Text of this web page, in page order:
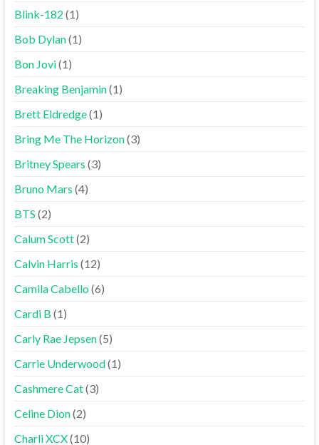
Blink-182 (1)
Bob Dylan(1)
Bon Jovi(1)
Breaking Benjamin(1)
Brett Eldredge(1)
Bring Me The Horizon(3)
Britney Spears (3)
Bruno Mars (4)
BTS (2)
Calum Scott(2)
Calvin Harris (12)
Camila Cabello(6)
Cardi B (1)
Carly Rae Jepsen(5)
Carrie Underwood(1)
Cashmere Cat(3)
Celine Dion(2)
Charli XCX(10)